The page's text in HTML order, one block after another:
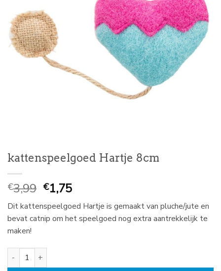
kattenspeelgoed Hartje 8cm
€3,99 Oorspronkelijke
prijs
was:
€
€1,75Huidige
prijs
is:
€
Dit kattenspeelgoed Hartje is gemaakt van pluche/jute en
bevat catnip om het speelgoed nog extra aantrekkelijk te
maken!
kattenspeelgoed Hartje 8cm aantal